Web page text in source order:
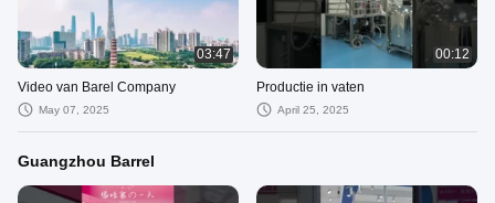
03:47
Video van Barel Company
May 07, 2025
00:12
Productie in vaten
April 25, 2025
Guangzhou Barrel